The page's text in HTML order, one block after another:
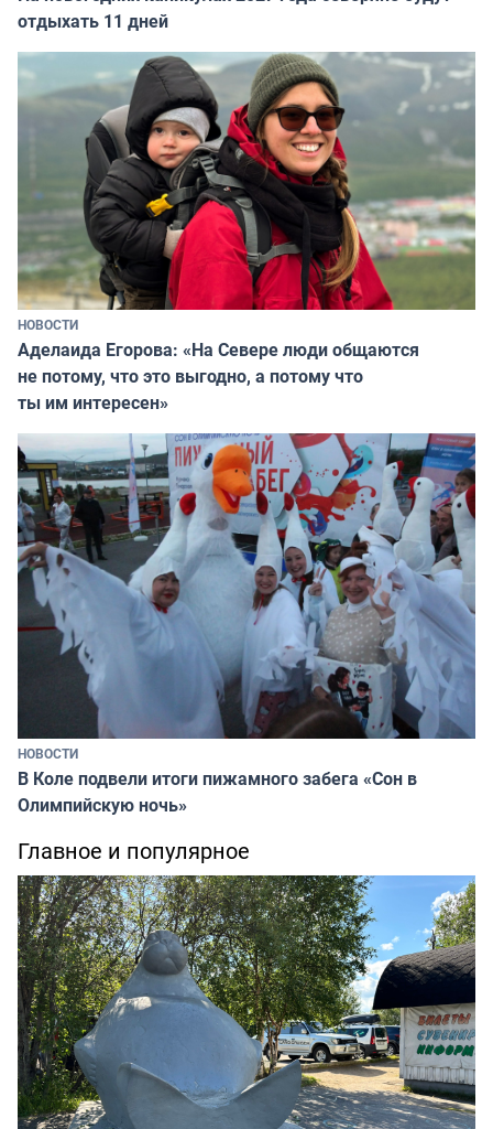
отдыхать 11 дней
НОВОСТИ
Аделаида Егорова: «На Севере люди общаются
не потому, что это выгодно, а потому что
ты им интересен»
НОВОСТИ
В Коле подвели итоги пижамного забега «Сон в
Олимпийскую ночь»
Главное и популярное